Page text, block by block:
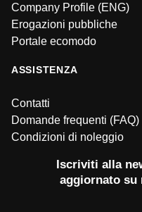
Company Profile (ENG)
Erogazioni pubbliche
Portale ecomodo
ASSISTENZA
Contatti
Domande frequenti (FAQ)
Condizioni di noleggio
Iscriviti alla
aggiornato su